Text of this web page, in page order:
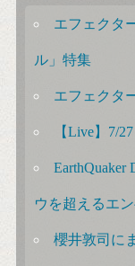
エフェクタ
ル」特集
エフェクタ
【Live】7/
EarthQuaker
ウを超えるエ
櫻井敦司に